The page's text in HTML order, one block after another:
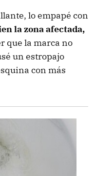
lo empapé con
la zona afectada,
que la marca no
un estropajo
con más